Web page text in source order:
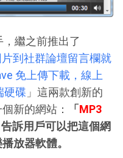
繼之前推出了
到社群論壇留言欄就
免上傳下載，線上
硬碟 」這兩款創新的
新的網站：
「 MP3
訴用戶可以把這個網
放器軟體。